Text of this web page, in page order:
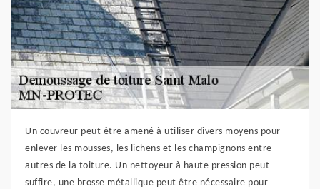
Un couvreur peut être amené à utiliser divers moyens pour
enlever les mousses, les lichens et les champignons entre
autres de la toiture. Un nettoyeur à haute pression peut
suffire, une brosse métallique peut être nécessaire pour